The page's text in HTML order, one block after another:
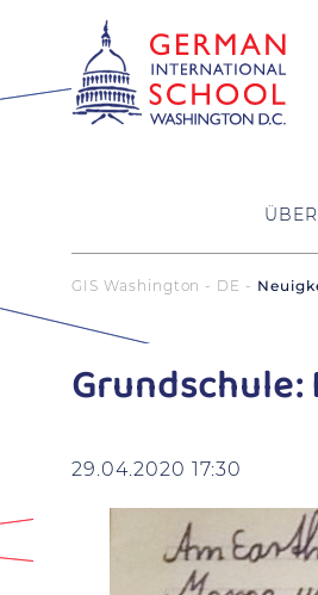
GIS Washington - DE
Grundschule:
29.04.2020 17:30